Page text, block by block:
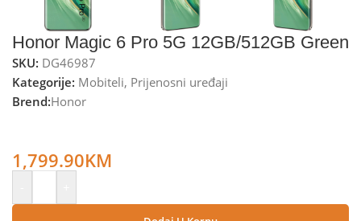
Honor Magic 6 Pro 5G 12GB/512GB Green
SKU: DG46987
Kategorije: Mobiteli, Prijenosni uređaji
Brend:Honor
1,799.90KM